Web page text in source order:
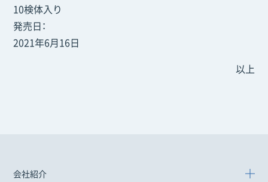
10検体入り
発売日：
2021年6月16日
以上
会社紹介